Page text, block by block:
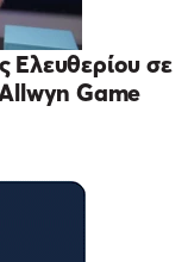
Ελευθερίου σε
Game